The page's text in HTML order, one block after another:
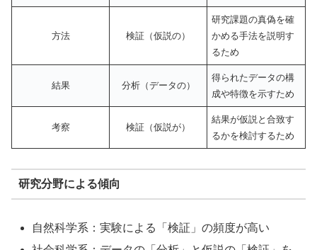
方法 検証（仮説の）
研究課題の真偽を確
かめる手法を説明す
るため
結果 分析（データの）
得られたデータの構
成や特徴を示すため
考察 検証（仮説が）
結果が仮説と合致す
るかを検討するため
研究分野による傾向
自然科学系：実験による「検証」の頻度が高い